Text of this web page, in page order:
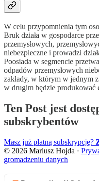
W celu przypomnienia tym
Bruk działa w gospodarce
przemysłowych,
niebezpieczne i prowadzi
Poosiada w segmencie
odpadów przemysłowych
zakłady, w którym w jednym
w drugim będzie produkować
Ten Post jest
subskrybentów
Masz już płatną subskrypcję?
© 2026 Mariusz Hojda ·
gromadzeniu danych